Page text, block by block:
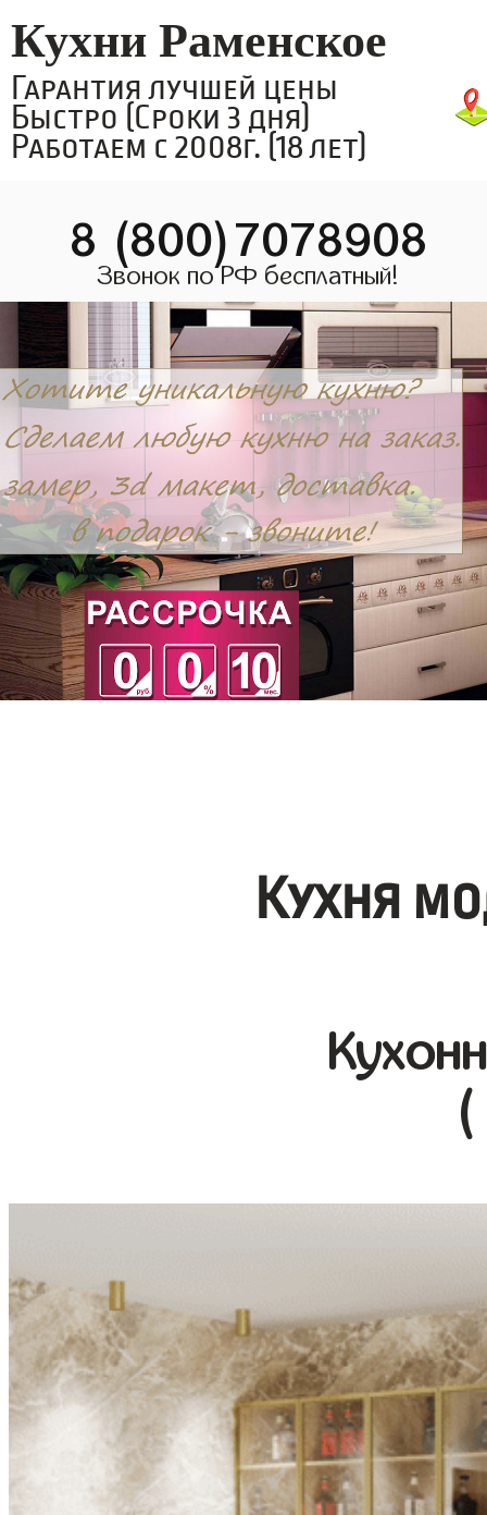
Кухни Раменское
Гарантия лучшей цены
Быстро (Сроки 3 дня)
Работаем с 2008г. (18 лет)
8 (800)7078908
Звонок по РФ бесплатный!
Кухня
(